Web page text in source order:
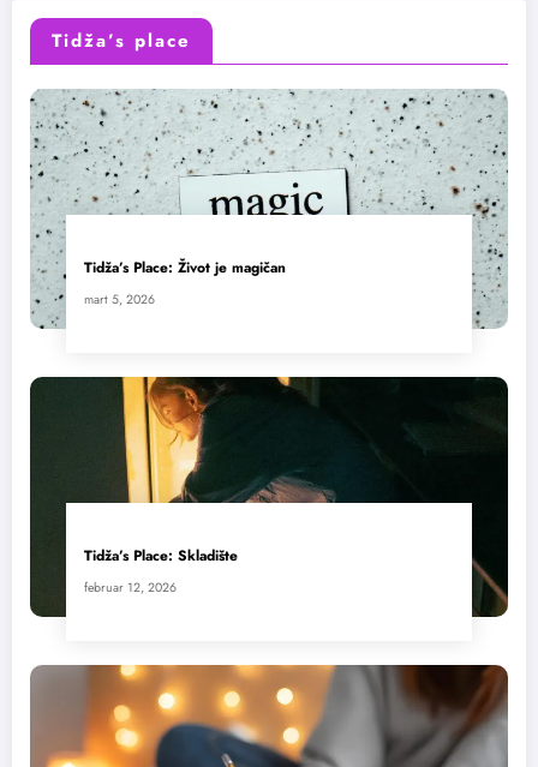
Tidža’s place
Tidža’s Place: Život je magičan
mart 5, 2026
Tidža’s Place: Skladište
februar 12, 2026